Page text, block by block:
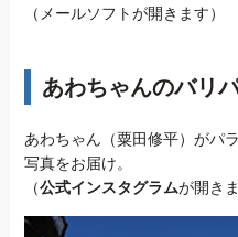
（メールソフトが開きます）
あわちゃんのバリ
あわちゃん（粟田修平）がパ
写真をお届け。
（公式インスタグラムが開きま